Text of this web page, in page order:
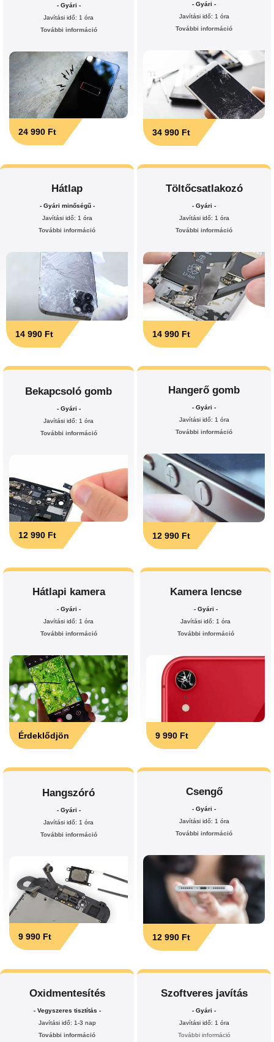
- Gyári -
Javítási idő: 1 óra
További információ
24 990 Ft
- Gyári -
Javítási idő: 1 óra
További információ
34 990 Ft
Hátlap
- Gyári minőségű -
Javítási idő: 1 óra
További információ
14 990 Ft
Töltőcsatlakozó
- Gyári -
Javítási idő: 1 óra
További információ
14 990 Ft
Bekapcsoló gomb
- Gyári -
Javítási idő: 1 óra
További információ
12 990 Ft
Hangerő gomb
- Gyári -
Javítási idő: 1 óra
További információ
12 990 Ft
Hátlapi kamera
- Gyári -
Javítási idő: 1 óra
További információ
Érdeklődjön
Kamera lencse
- Gyári -
Javítási idő: 1 óra
További információ
9 990 Ft
Hangszóró
- Gyári -
Javítási idő: 1 óra
További információ
9 990 Ft
Csengő
- Gyári -
Javítási idő: 1 óra
További információ
12 990 Ft
Oxidmentesítés
- Vegyszeres tisztítás -
Javítási idő: 1-3 nap
További információ
Szoftveres javítás
- Gyári -
Javítási idő: 1 óra
További információ